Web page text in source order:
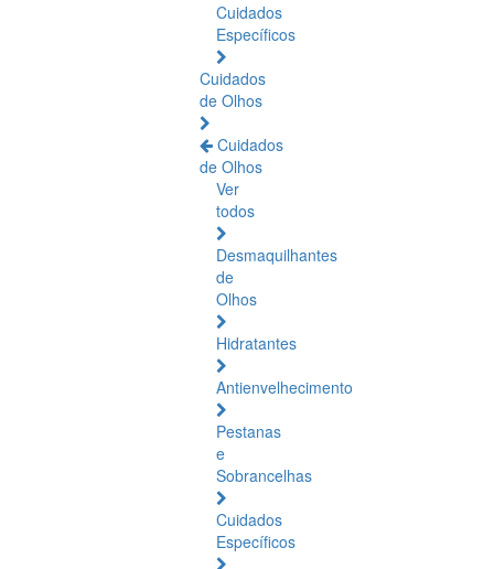
Cuidados
Específicos
Cuidados
de Olhos
Cuidados
de Olhos
Ver
todos
Desmaquilhantes
de
Olhos
Hidratantes
Antienvelhecimento
Pestanas
e
Sobrancelhas
Cuidados
Específicos